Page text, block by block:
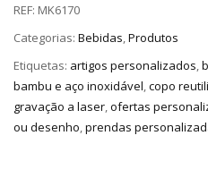
REF: MK6170
Categorias: Bebidas,Produtos
Etiquetas: artigos personalizados,
bambu e aço inoxidável,copo
gravação a laser,ofertas
ou desenho,prendas